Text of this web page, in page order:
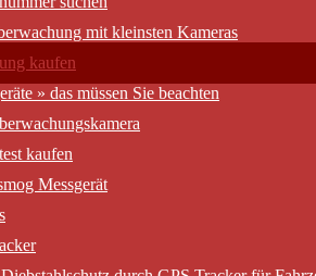
mit kleinsten Kameras
kaufen
» das müssen Sie beachten
kaufen
Messgerät